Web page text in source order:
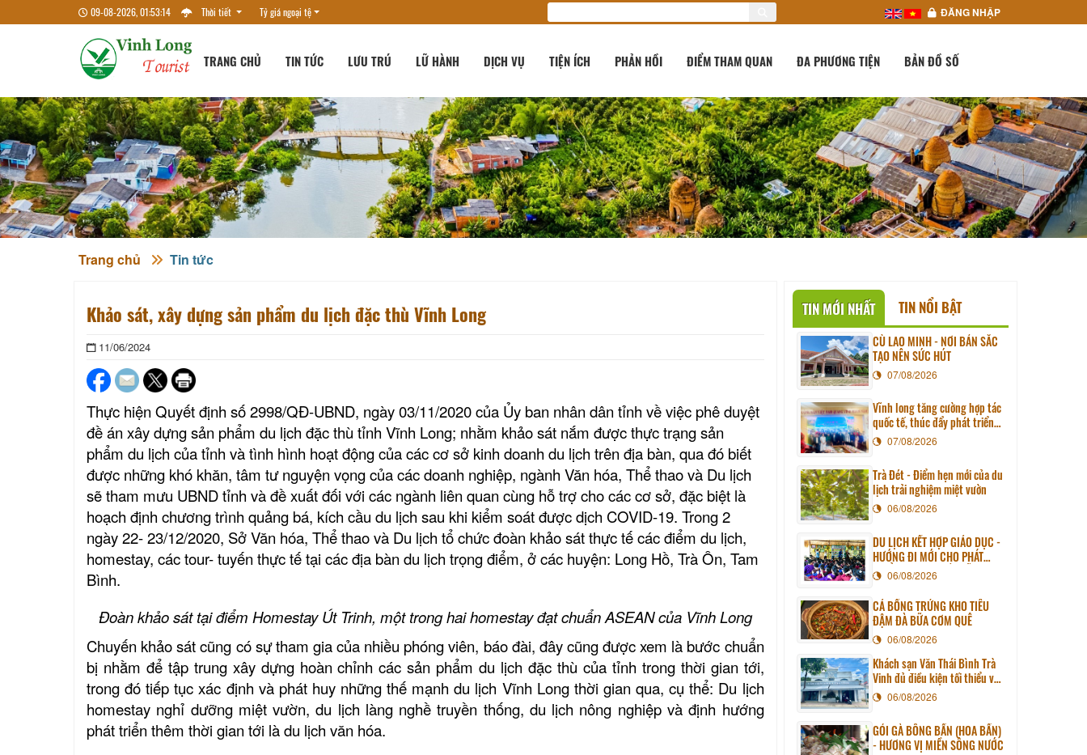
09-08-2026, 01:53:14 Thời tiết Tỷ giá ngoại tệ ĐĂNG NHẬP
TRANG CHỦ TIN TỨC LƯU TRÚ LỮ HÀNH DỊCH VỤ TIỆN ÍCH PHẢN HỒI ĐIỂM THAM QUAN ĐA PHƯƠNG TIỆN BẢN ĐỒ SỐ
Trang chủ Tin tức
Khảo sát, xây dựng sản phẩm du lịch đặc thù Vĩnh Long
11/06/2024
Thực hiện Quyết định số 2998/QĐ-UBND, ngày 03/11/2020 của Ủy ban nhân dân tỉnh về việc phê duyệt
đề án xây dựng sản phẩm du lịch đặc thù tỉnh Vĩnh Long; nhằm khảo sát nắm được thực trạng sản
phẩm du lịch của tỉnh và tình hình hoạt động của các cơ sở kinh doanh du lịch trên địa bàn, qua đó biết
được những khó khăn, tâm tư nguyện vọng của các doanh nghiệp, ngành Văn hóa, Thể thao và Du lịch
sẽ tham mưu UBND tỉnh và đề xuất đối với các ngành liên quan cùng hỗ trợ cho các cơ sở, đặc biệt là
hoạch định chương trình quảng bá, kích cầu du lịch sau khi kiểm soát được dịch COVID-19. Trong 2
ngày 22- 23/12/2020, Sở Văn hóa, Thể thao và Du lịch tổ chức đoàn khảo sát thực tế các điểm du lịch,
homestay, các tour- tuyến thực tế tại các địa bàn du lịch trọng điểm, ở các huyện: Long Hồ, Trà Ôn, Tam
Bình.
Đoàn khảo sát tại điểm Homestay Út Trinh, một trong hai homestayđạt chuẩn ASEAN của Vĩnh Long
Chuyến khảo sát cũng có sự tham gia của nhiều phóng viên, báo đài, đây cũng được xem là bước chuẩn
bị nhằm để tập trung xây dựng hoàn chỉnh các sản phẩm du lịch đặc thù của tỉnh trong thời gian tới,
trong đó tiếp tục xác định và phát huy những thế mạnh du lịch Vĩnh Long thời gian qua, cụ thể: Du lịch
homestay nghỉ dưỡng miệt vườn, du lịch làng nghề truyền thống, du lịch nông nghiệp và định hướng
phát triển thêm thời gian tới là du lịch văn hóa.
TIN MỚI NHẤT TIN NỔI BẬT
CÙ LAO MINH - NƠI BẢN SẮC
TẠO NÊN SỨC HÚT
07/08/2026
Vĩnh long tăng cường hợp tác
quốc tế, thúc đẩy phát triển
du lịch qua chương trình làm
việc với đoàn công tác huyện
Sunchang (Hàn quốc)
07/08/2026
Trà Đét - Điểm hẹn mới của du
lịch trải nghiệm miệt vườn
06/08/2026
DU LỊCH KẾT HỢP GIÁO DỤC -
HƯỚNG ĐI MỚI CHO PHÁT
TRIỂN DU LỊCH BỀN VỮNG
06/08/2026
CÁ BỐNG TRỨNG KHO TIÊU
ĐẬM ĐÀ BỮA CƠM QUÊ
06/08/2026
Khách sạn Văn Thái Bình Trà
Vinh đủ điều kiện tối thiểu về
cơ sở vật chất kỹ thuật và
dịch vụ của cơ sở lưu trú du
lịch
06/08/2026
GỎI GÀ BÔNG BẦN (HOA BẦN)
- HƯƠNG VỊ MIỀN SÔNG NƯỚC